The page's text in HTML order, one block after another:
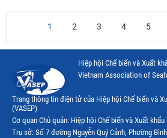
1 2 3 4 5
Hiệp hội Chế biến và Xuất
Vietnam Association of
Trang thông tin điện tử của Hiệp hội Chế biến và
(VASEP)
Cơ quan Chủ quản: Hiệp hội Chế biến và Xuất
Trụ sở: Số 7 đường Nguyễn Quý Cảnh, Phường